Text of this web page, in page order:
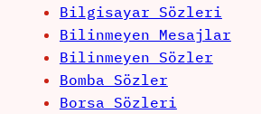
Bilgisayar Sözleri
Bilinmeyen Mesajlar
Bilinmeyen Sözler
Bomba Sözler
Borsa Sözleri